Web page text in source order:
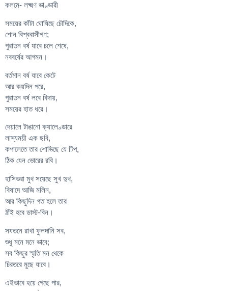
কলমে- লক্ষ্মণ ভাণ্ডারী
সময়ের কাঁটা ঘোষিছে চৌদিকে,
শোন বিশ্ববাসীগণ;
পুরাতন বর্ষ যাবে চলে শেষে,
নববর্ষের আগমন।
বর্তমান বর্ষ যাবে কেটে
আর কয়দিন পরে,
পুরাতন বর্ষ লবে বিদায়,
সময়ের হাত ধরে।
দেয়ালে টাঙানো ক্যালেণ্ডারে
লাস্যময়ী এক ছবি,
কপালেতে তার শোভিছে যে টিপ,
ঠিক যেন ভোরের রবি।
হাসিভরা মুখ সয়েছে সুখ দুখ,
বিষাদে আজি মলিন,
আর কিছুদিন গত হলে তার
ঠাঁই হবে ডাস্ট-বিন।
সযতনে রাখা ফুলদানি সব,
শুধু মনে মনে ভাবে;
সব কিছুর স্মৃতি মন থেকে
চিরতরে মুছে যাবে।
এইভাবে হয়ে গেছে পার,